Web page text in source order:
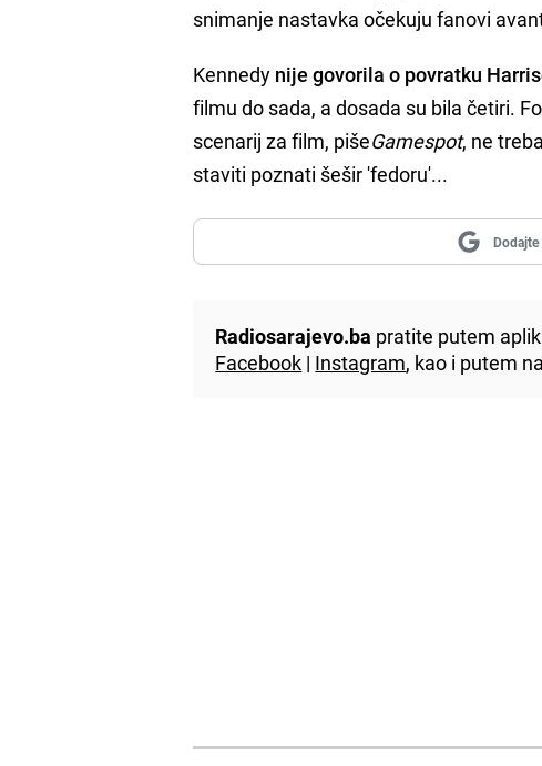
snimanje nastavka očekuju fanovi
Kennedy nije govorila o povratku
filmu do sada, a dosada su bila četiri.
scenarij za film, pišeGamespot, ne
staviti poznati šešir 'fedoru'...
Radiosarajevo.ba pratite putem
Facebook | Instagram, kao i putem